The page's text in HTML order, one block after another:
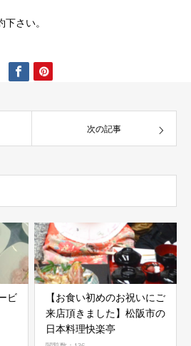
さい。
次の記事
ビ
【お食い初めのお祝いにご
来店頂きました】ㅤㅤㅤ松阪市の
日本料理快楽亭